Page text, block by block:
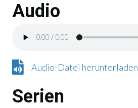
Audio
Audio-Datei herunterladen
Audio-Datei herunterladen
Serien